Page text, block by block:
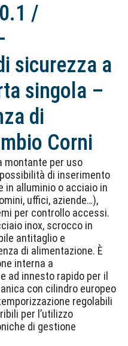
/
sicurezza a
singola –
di
Corni
montante per uso
di inserimento
in alluminio o acciaio in
uffici, aziende…),
per controllo accessi.
inox, scrocco in
antitaglio e
di alimentazione. È
interna a
ad innesto rapido per il
con cilindro europeo
regolabili
per l’utilizzo
di gestione